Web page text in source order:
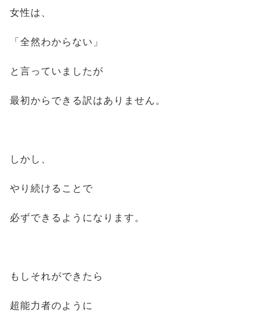
女性は、
「全然わからない」
と言っていましたが
最初からできる訳はありません。
しかし、
やり続けることで
必ずできるようになります。
もしそれができたら
超能力者のように